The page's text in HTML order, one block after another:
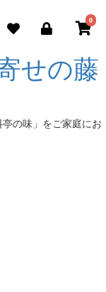
0
せの藤
の味」をご家庭にお